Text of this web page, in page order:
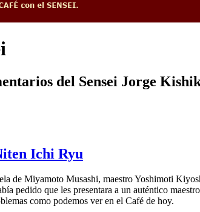
del Sensei Jorge
Ichi Ryu
de Miyamoto Musashi, maestro Yoshimoti
pedido que les presentara a un auténtico
como podemos ver en el Café de hoy.